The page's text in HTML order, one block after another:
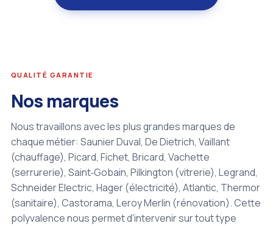
QUALITÉ GARANTIE
Nos marques
Nous travaillons avec les plus grandes marques de
chaque métier: Saunier Duval, De Dietrich, Vaillant
(chauffage), Picard, Fichet, Bricard, Vachette
(serrurerie), Saint‑Gobain, Pilkington (vitrerie), Legrand,
Schneider Electric, Hager (électricité), Atlantic, Thermor
(sanitaire), Castorama, Leroy Merlin (rénovation). Cette
polyvalence nous permet d'intervenir sur tout type